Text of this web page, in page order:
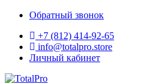
Обратный звонок
+7 (812) 414-92-65
info@totalpro.store
Личный кабинет